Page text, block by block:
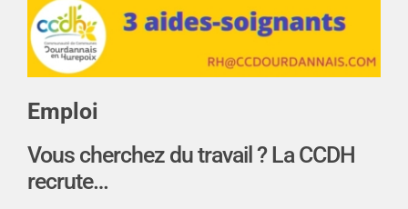
Emploi
Vous cherchez du travail ? La CCDH
recrute…